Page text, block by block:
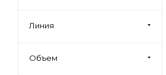
Линия
Объем